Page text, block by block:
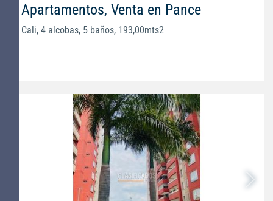
Apartamentos, Venta en Pance
Cali, 4 alcobas, 5 baños, 193,00mts2